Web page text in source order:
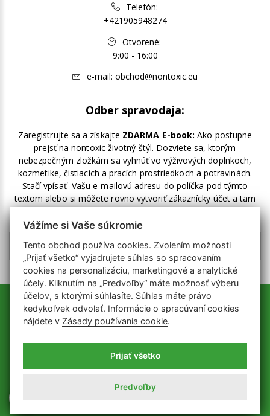
Telefón:
+421905948274
Otvorené:
9:00 - 16:00
e-mail: obchod@nontoxic.eu
Odber spravodaja:
Zaregistrujte sa a získajte ZDARMA E-book: Ako postupne
prejsť na nontoxic životný štýl. Dozviete sa, ktorým
nebezpečným zložkám sa vyhnúť vo výživových doplnkoch,
kozmetike, čistiacich a pracích prostriedkoch a potravinách.
Stačí vpísať Vašu e-mailovú adresu do políčka pod týmto
textom alebo si môžete rovno vytvoriť zákaznícky účet a tam
zakliknúť odber noviniek.
Vážíme si Vaše súkromie
Tento obchod používa cookies. Zvolením možnosti
„Prijať všetko“ vyjadrujete súhlas so spracovaním
cookies na personalizáciu, marketingové a analytické
účely. Kliknutím na „Predvoľby“ máte možnosť výberu
účelov, s ktorými súhlasíte. Súhlas máte právo
kedykoľvek odvolať. Informácie o spracúvaní cookies
nájdete v Zásady používania cookie.
Prijať všetko
Predvoľby